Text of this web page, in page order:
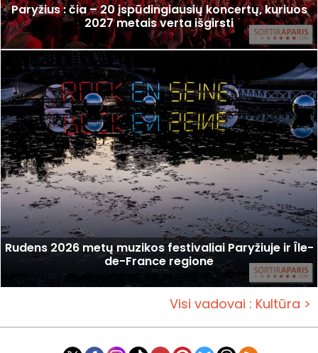
Paryžius : čia – 20 įspūdingiausių koncertų, kuriuos
2027 metais verta išgirsti
Rudens 2026 metų muzikos festivaliai Paryžiuje ir Île-
de-France regione
Visi vadovai : Kultūra >